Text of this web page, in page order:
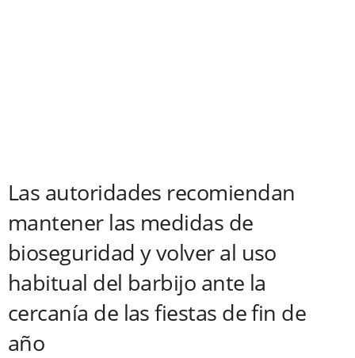
Las autoridades recomiendan
mantener las medidas de
bioseguridad y volver al uso
habitual del barbijo ante la
cercanía de las fiestas de fin de
año